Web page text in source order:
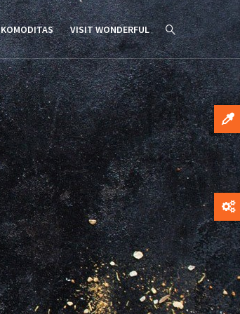
KOMODITAS VISIT WONDERFUL